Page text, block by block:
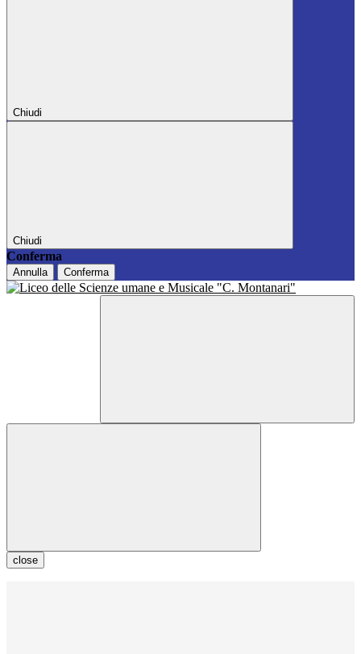
Chiudi
Chiudi
Conferma
Annulla Conferma
close